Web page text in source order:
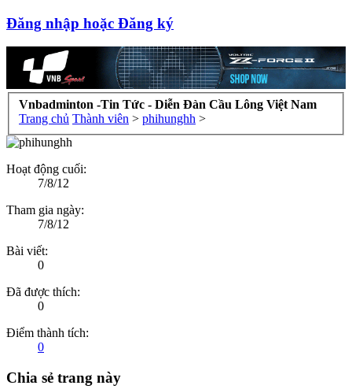
Đăng nhập hoặc Đăng ký
Vnbadminton -Tin Tức - Diễn Đàn Cầu Lông Việt Nam
Trang chủ Thành viên > phihunghh >
Hoạt động cuối:
7/8/12
Tham gia ngày:
7/8/12
Bài viết:
0
Đã được thích:
0
Điểm thành tích:
0
Chia sẻ trang này